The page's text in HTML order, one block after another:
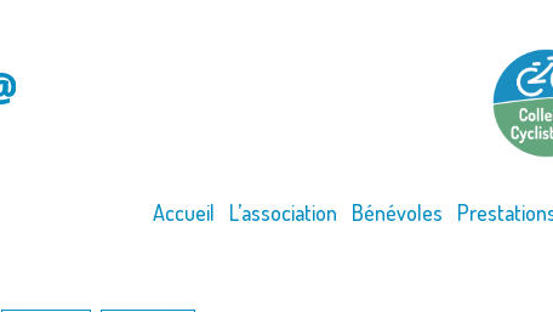
Accueil L’association Bénévoles